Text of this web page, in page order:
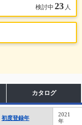
検討中 23 人
カタログ
初度登録年
2021
年